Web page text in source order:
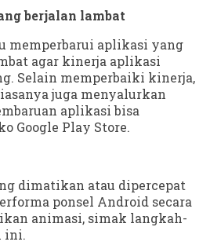
berjalan lambat
memperbarui aplikasi yang
agar kinerja aplikasi
Selain memperbaiki kinerja,
juga menyalurkan
aplikasi bisa
Google Play Store.
dimatikan atau dipercepat
ponsel Android secara
animasi, simak langkah-
ini.